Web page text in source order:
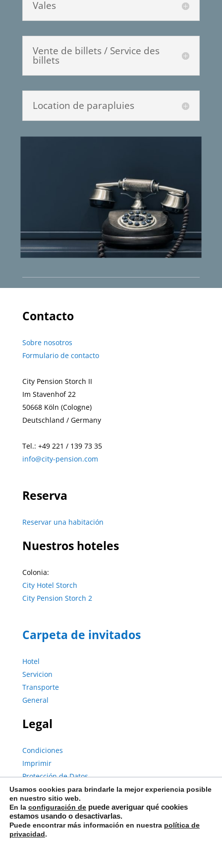
Vales
Vente de billets / Service des
billets
Location de parapluies
Contacto
Sobre nosotros
Formulario de contacto
City Pension Storch II
Im Stavenhof 22
50668Köln (Cologne)
Deutschland / Germany
Tel.: +49 221 / 139 73 35
info@city-pension.com
Reserva
Reservar una habitación
Nuestros hoteles
Colonia:
City Hotel Storch
City Pension Storch 2
Carpeta de invitados
Hotel
Servicion
Transporte
General
Legal
Condiciones
Imprimir
Protección de Datos
© Copyright 2023 | City Pension Storch II | Reservados todos los
derechos.
Usamos cookies para brindarle la mejor experiencia posible
en nuestro sitio web.
En la configuración de puede averiguar qué cookies
estamos usando o desactivarlas.
Puede encontrar más información en nuestra política de
privacidad.